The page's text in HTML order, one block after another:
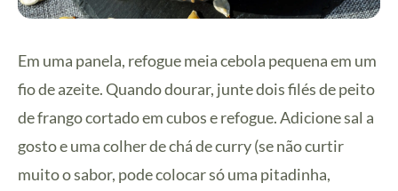
Em uma panela, refogue meia cebola pequena em um
fio de azeite. Quando dourar, junte dois filés de peito
de frango cortado em cubos e refogue. Adicione sal a
gosto e uma colher de chá de curry (se não curtir
muito o sabor, pode colocar só uma pitadinha,